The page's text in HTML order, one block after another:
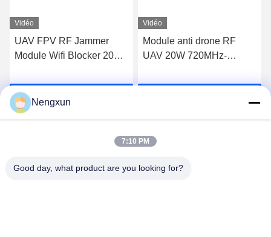
Vidéo
UAV FPV RF Jammer
Module Wifi Blocker 20W
Causez Maintenant
Vidéo
Module anti drone RF
UAV 20W 720MHz-
Drone Wifi Bluetooth
Nengxun
7:10 PM
Good day, what product are you looking for?